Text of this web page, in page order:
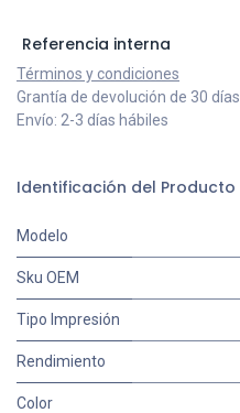
Referencia interna
Términos y condiciones
Grantía de devolución de 30 días
Envío: 2-3 días hábiles
Identificación del Producto
Modelo
Sku OEM
Tipo Impresión
Rendimiento
Color